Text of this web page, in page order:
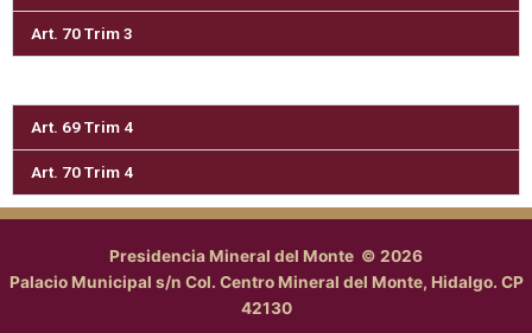
Art. 70 Trim 3
Art. 69 Trim 4
Art. 70 Trim 4
Presidencia Mineral del Monte © 2026
Palacio Municipal s/n Col. Centro Mineral del Monte, Hidalgo. CP
42130